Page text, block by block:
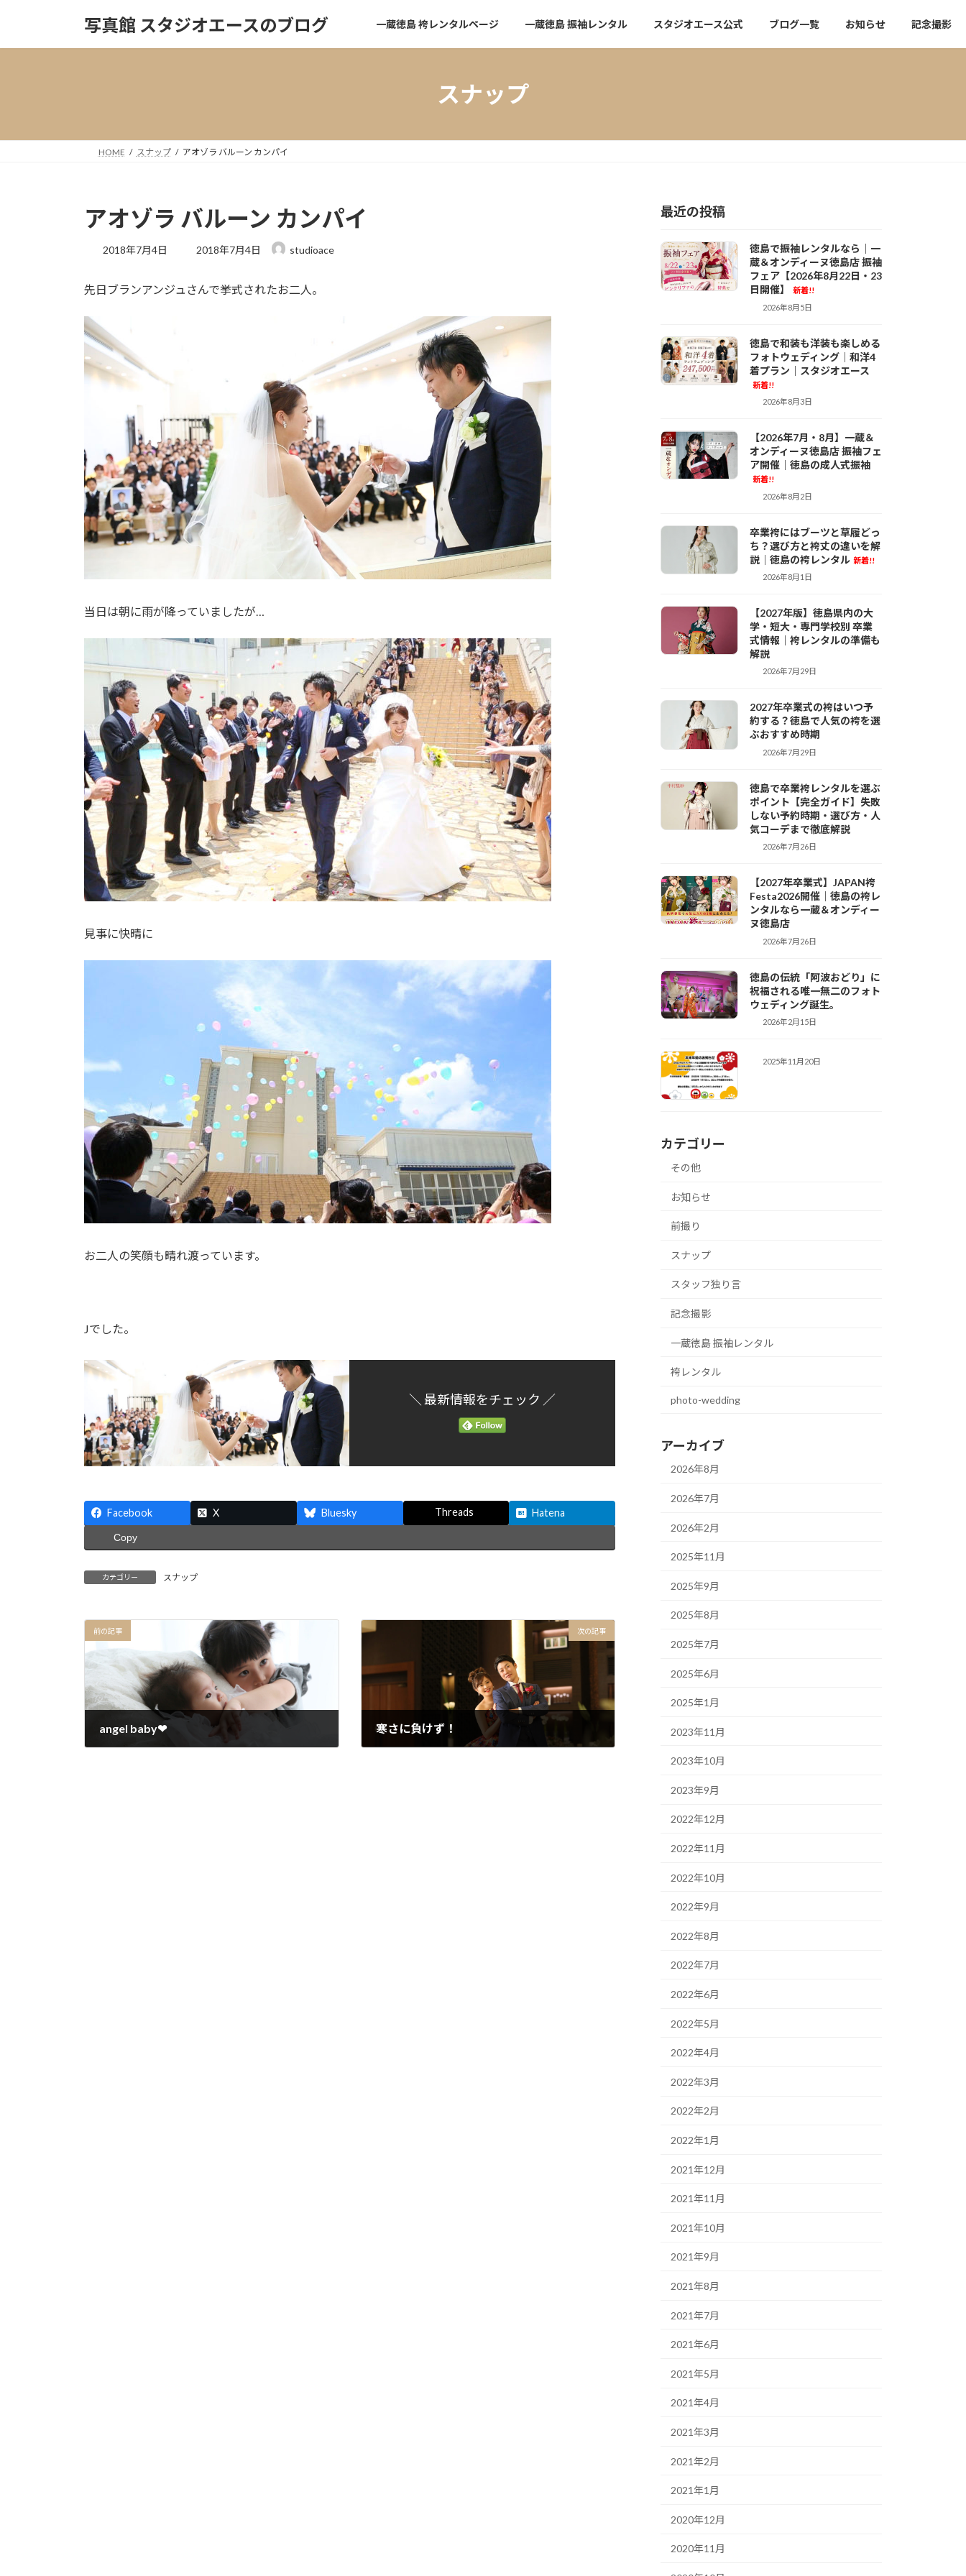
写真館 スタジオエースのブログ 一蔵徳島 袴レンタルページ 一蔵徳島 振袖レンタル スタジオエース公式 ブログ一覧 お知らせ 記念撮影
スナップ
HOME スナップ アオゾラ バルーン カンパイ
アオゾラ バルーン カンパイ
2018年7月4日
最
新
2018年7月4日 studioace
先日ブランアンジュさんで挙式されたお二人。
当日は朝に雨が降っていましたが…
見事に快晴に
お二人の笑顔も晴れ渡っています。
Jでした。
＼ 最新情報をチェック ／
Facebook X Bluesky Threads Hatena
Copy
カテゴリー スナップ
前の記事
angel baby❤︎
次の記事
寒さに負けず！
最近の投稿
徳島で振袖レンタルなら｜一
蔵＆オンディーヌ徳島店 振袖
フェア【2026年8月22日・23
日開催】
新着!!
2026年8月5日
徳島で和装も洋装も楽しめる
フォトウェディング｜和洋4
着プラン｜スタジオエース
新着!!
2026年8月3日
【2026年7月・8月】一蔵＆
オンディーヌ徳島店 振袖フェ
ア開催｜徳島の成人式振袖
新着!!
2026年8月2日
袴レンタル
卒業袴にはブーツと草履どっ
ち？選び方と袴丈の違いを解
説｜徳島の袴レンタル 新着!!
2026年8月1日
【2027年版】徳島県内の大
学・短大・専門学校別 卒業
式情報｜袴レンタルの準備も
解説
2026年7月29日
袴レンタル
2027年卒業式の袴はいつ予
約する？徳島で人気の袴を選
ぶおすすめ時期
2026年7月29日
徳島で卒業袴レンタルを選ぶ
ポイント【完全ガイド】失敗
しない予約時期・選び方・人
気コーデまで徹底解説
2026年7月26日
【2027年卒業式】JAPAN袴
Festa2026開催｜徳島の袴レ
ンタルなら一蔵＆オンディー
ヌ徳島店
2026年7月26日
前撮り
徳島の伝統「阿波おどり」に
祝福される唯一無二のフォト
ウェディング誕生。
2026年2月15日
お知らせ
2025年11月20日
カテゴリー
その他
お知らせ
前撮り
スナップ
スタッフ独り言
記念撮影
一蔵徳島 振袖レンタル
袴レンタル
photo-wedding
アーカイブ
2026年8月
2026年7月
2026年2月
2025年11月
2025年9月
2025年8月
2025年7月
2025年6月
2025年1月
2023年11月
2023年10月
2023年9月
2022年12月
2022年11月
2022年10月
2022年9月
2022年8月
2022年7月
2022年6月
2022年5月
2022年4月
2022年3月
2022年2月
2022年1月
2021年12月
2021年11月
2021年10月
2021年9月
2021年8月
2021年7月
2021年6月
2021年5月
2021年4月
2021年3月
2021年2月
2021年1月
2020年12月
2020年11月